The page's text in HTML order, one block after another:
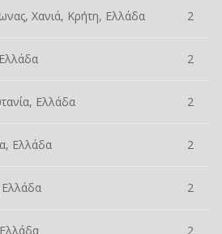
Χανιά, Κρήτη, Ελλάδα 2
2
Ελλάδα 2
Ελλάδα 2
Ελλάδα 2
2